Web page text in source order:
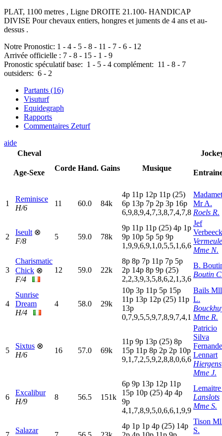
PLAT, 1100 metres , Ligne DROITE 21.100- HANDICAP
DIVISE Pour chevaux entiers, hongres et juments de 4 ans et au-
dessus .
Notre Pronostic: 1 - 4 - 5 - 8 - 11 - 7 - 6 - 12
Arrivée officielle : 7 - 8 - 15 - 1 - 9
Pronostic spéculatif base: 1 - 5 - 4 complément: 11 - 8 - 7
outsiders: 6 - 2
Partants (16)
Visuturf
Equidegraph
Rapports
Commentaires Zeturf
aide
Cheval
Age-Sexe
Corde Hand. Gains Musique
1
Reminisce
H/6
11 60.0 84k
4p 11p 12p 11p (25)
6p 13p 7p 2p 3p 16p
6,9,8,9,4,7,3,8,7,4,7,8
Madamet
Mr A.
Roels R.
2
Iseult ⊗
F/8
5 59.0 78k
9p 11p 11p (25) 4p 1p
9p 10p 5p 5p 9p
1,9,9,6,9,1,0,5,5,1,6,6
Jef
Verbeeck
Mme N.
3
Charismatic
Chick ⊗
F/4
12 59.0 22k
8p 8p 7p 11p 7p 5p
2p 14p 8p 9p (25)
2,2,3,9,3,5,8,6,2,1,3,6
B.
Boutin
4
Sunrise
Dream
H/4
4 58.0 29k
10p 3p 11p 5p 15p
11p 13p 12p (25) 11p
13p
0,7,9,5,5,9,7,8,9,7,4,1
Bails
L.
Mme R.
5
Sixtus ⊗
H/6
16 57.0 69k
11p 9p 13p (25) 8p
15p 11p 8p 2p 2p 10p
9,1,7,2,5,9,2,8,8,0,6,6
Patricio
Silva
Lennart
Hiergens
Mme J.
6
Excalibur
H/9
8 56.5 151k
6p 9p 13p 12p 11p
15p 10p (25) 4p 4p
9p
4,1,7,8,9,5,0,6,6,1,9,9
Lanslots
Mme S.
Salazar
4p 1p 1p 4p (25) 14p
Tison
S.